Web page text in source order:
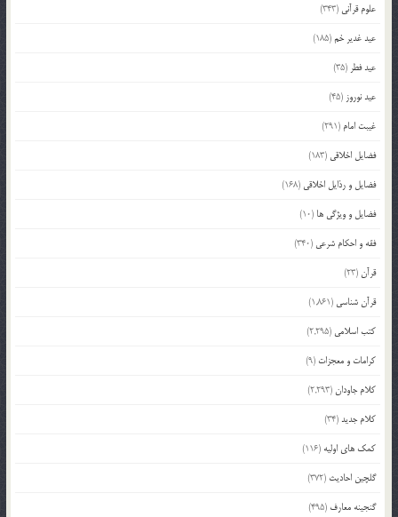
علوم قرآنی (343)
عید غدیر خم(185)
عید فطر (35)
عید نوروز (45)
غیبت امام (291)
فضایل اخلاقی (183)
فضایل و رذایل اخلاقی (168)
فضایل و ویژگی ها (10)
فقه و احکام شرعی (340)
قرآن(23)
قرآن شناسی (1,861)
کتب اسلامی (2,295)
کرامات و معجزات (9)
کلام جاودان(2,293)
کلام جدید(34)
کمک های اولیه (116)
گلچین احادیث (372)
گنجینه معارف (495)